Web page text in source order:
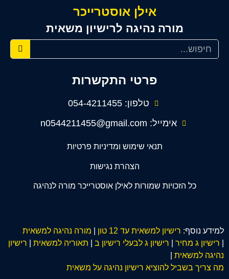
פרטי התקשרות
טלפון: 054-4211455
אימייל: n0544211455@gmail.com
תנאי שימוש ומדיניות פרטיות
הצהרת נגישות
כל הזכויות שמורות לאילן אוסטרייכר מורה לנהיגה
אילן אוסטרייכר
מורה נהיגה לרישיון משאית
למידע נוסף: רישיון למשאית עד 12 טון
מורה נהיגה למשאית
רישיון ג מחיר רישיון ג לבעלי רישיון ב תאוריה למשאית
רישיון
נהיגה למשאית
מה צריך בשביל להוציא רישיון נהיגה על משאית